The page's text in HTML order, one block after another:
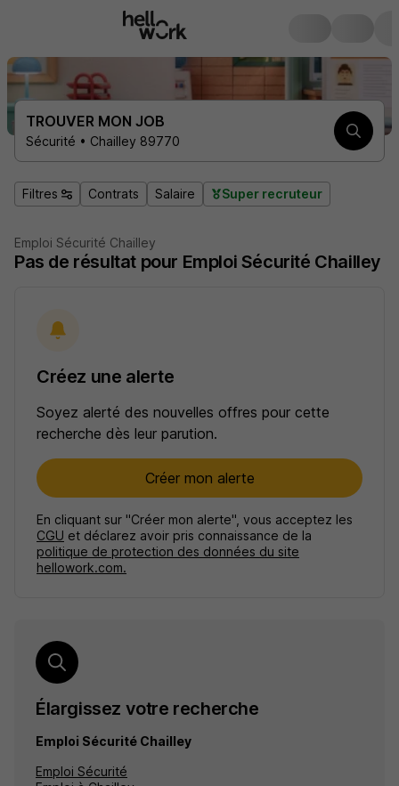
TROUVER MON JOB
Sécurité • Chailley 89770
Filtres Contrats Salaire Super recruteur
Emploi Sécurité Chailley
Pas de résultat pour Emploi Sécurité Chailley
Créez une alerte
Soyez alerté des nouvelles offres pour cette
recherche dès leur parution.
Créer mon alerte
En cliquant sur "Créer mon alerte", vous acceptez les
CGU et déclarez avoir pris connaissance de la
politique de protection des données du site
hellowork.com.
Élargissez votre recherche
Emploi Sécurité Chailley
Emploi Sécurité